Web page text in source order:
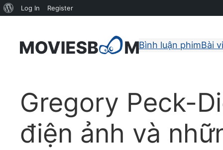
Bình luận phimBài
Gregory Peck-
điện ảnh và
About
Log In Register